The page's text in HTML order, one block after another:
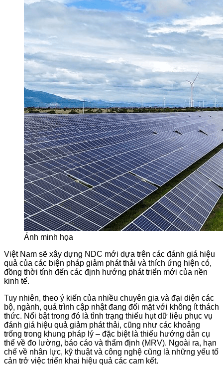
Ảnh minh họa
Việt Nam sẽ xây dựng NDC mới dựa trên các đánh giá hiệu
quả của các biện pháp giảm phát thải và thích ứng hiện có,
đồng thời tính đến các định hướng phát triển mới của nền
kinh tế.
Tuy nhiên, theo ý kiến của nhiều chuyên gia và đại diện các
bộ, ngành, quá trình cập nhật đang đối mặt với không ít thách
thức. Nổi bật trong đó là tình trạng thiếu hụt dữ liệu phục vụ
đánh giá hiệu quả giảm phát thải, cũng như các khoảng
trống trong khung pháp lý – đặc biệt là thiếu hướng dẫn cụ
thể về đo lường, báo cáo và thẩm định (MRV). Ngoài ra, hạn
chế về nhân lực, kỹ thuật và công nghệ cũng là những yếu tố
cản trở việc triển khai hiệu quả các cam kết.